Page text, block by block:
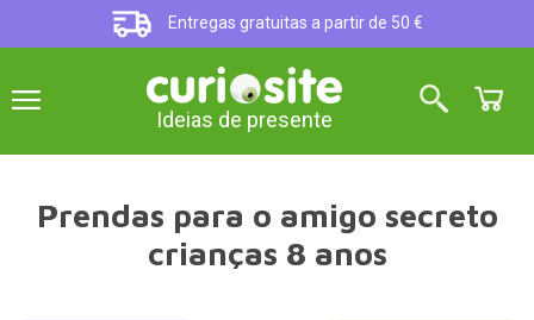
Entregas gratuitas a partir de 50 €
Ideias de presente
Prendas para o amigo secreto
crianças 8 anos